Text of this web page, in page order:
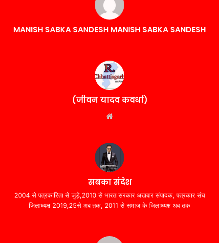
MANISH SABKA SANDESH MANISH SABKA SANDESH
(जीवन यादव कवर्धा)
सबका संदेश
2004 से पत्रकारिता से जुड़े,2010 से भारत सरकार अखबार संपादक, पत्रकार संघ
जिलाध्यक्ष 2019,25से अब तक, 2011 से समाज के जिलाध्यक्ष अब तक